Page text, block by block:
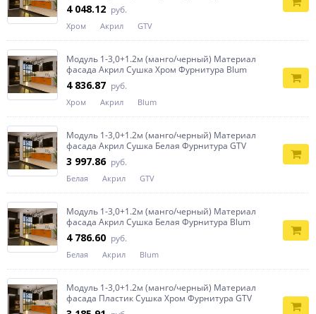
4 048.12 руб.
Хром Акрил GTV
Модуль 1-3,0+1.2м (манго/черный) Материал
фасада Акрил Сушка Хром Фурнитура Blum
4 836.87 руб.
Хром Акрил Blum
Модуль 1-3,0+1.2м (манго/черный) Материал
фасада Акрил Сушка Белая Фурнитура GTV
3 997.86 руб.
Белая Акрил GTV
Модуль 1-3,0+1.2м (манго/черный) Материал
фасада Акрил Сушка Белая Фурнитура Blum
4 786.60 руб.
Белая Акрил Blum
Модуль 1-3,0+1.2м (манго/черный) Материал
фасада Пластик Сушка Хром Фурнитура GTV